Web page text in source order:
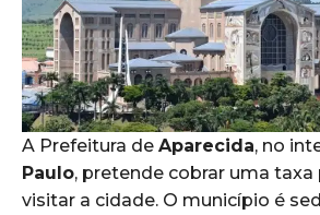
A Prefeitura de Aparecida, no
Paulo, pretende cobrar uma taxa
visitar a cidade. O município é